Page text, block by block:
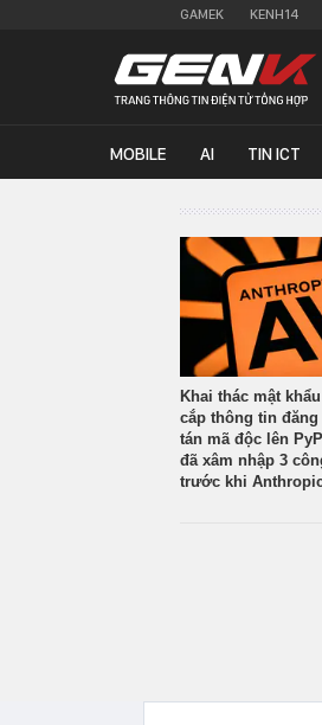
GAMEK KENH14
MOBILE AI TIN ICT
Khai thác mật
cắp thông tin
tán mã độc lên
đã xâm nhập 3
trước khi